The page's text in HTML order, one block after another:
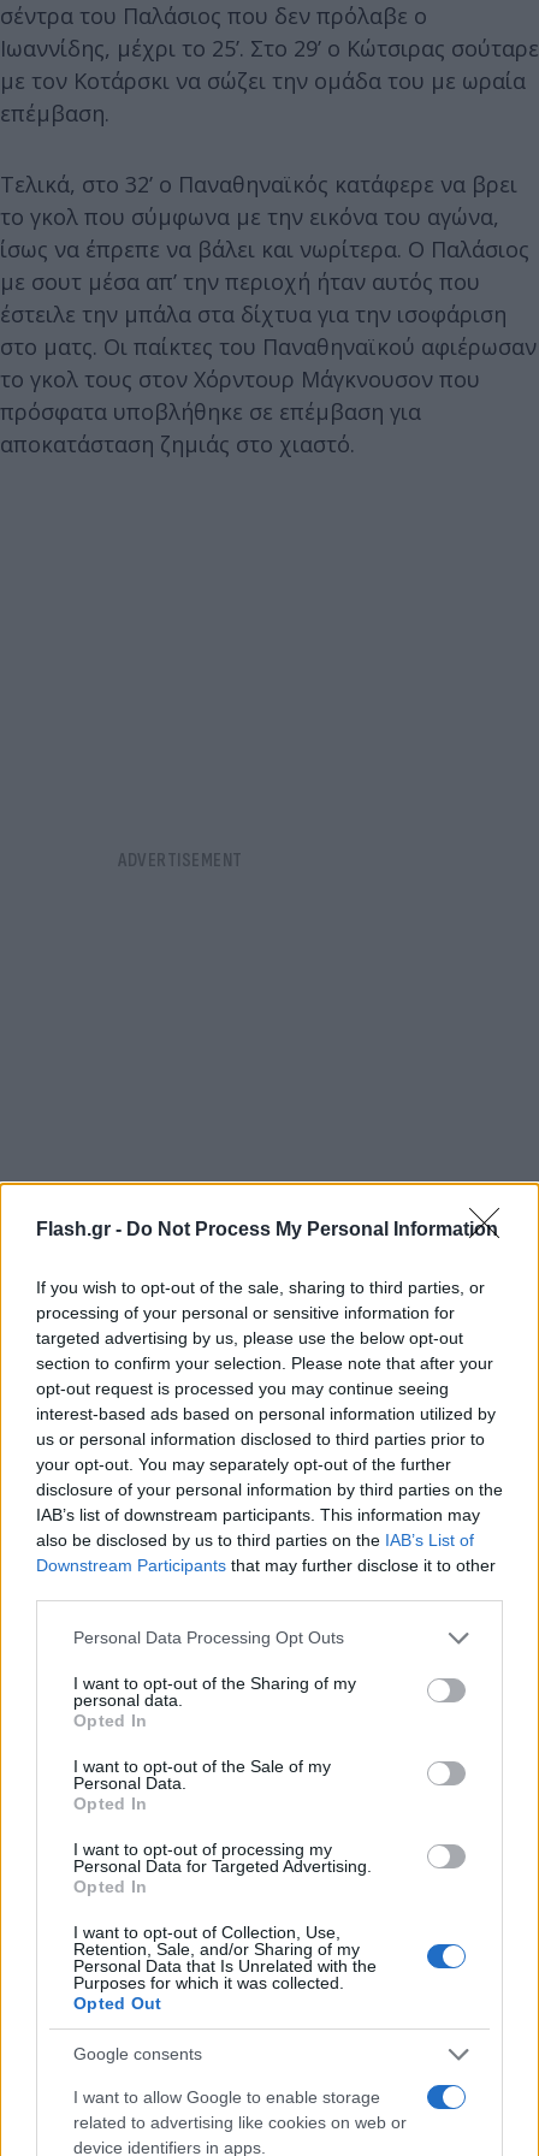
Flash.gr - Do Not Process My Personal Information
If you wish to opt-out of the sale, sharing to third parties, or
processing of your personal or sensitive information for
targeted advertising by us, please use the below opt-out
section to confirm your selection. Please note that after your
opt-out request is processed you may continue seeing
interest-based ads based on personal information utilized by
us or personal information disclosed to third parties prior to
your opt-out. You may separately opt-out of the further
disclosure of your personal information by third parties on the
IAB’s list of downstream participants. This information may
also be disclosed by us to third parties on the IAB’s List of
Downstream Participants that may further disclose it to other
Please note that this website/app uses one or more Google
not limited to your visit or usage behaviour. You may click to
grant or deny consent to Google and its third-party tags to
use your data for below specified purposes in below Google
consent section.
Personal Data Processing Opt Outs
I want to opt-out of the Sharing of my
personal data.
Opted In
I want to opt-out of the Sale of my
Personal Data.
Opted In
I want to opt-out of processing my
Personal Data for Targeted Advertising.
Opted In
I want to opt-out of Collection, Use,
Retention, Sale, and/or Sharing of my
Personal Data that Is Unrelated with the
Purposes for which it was collected.
Opted Out
Google consents
I want to allow Google to enable storage
related to advertising like cookies on web or
device identifiers in apps.
σέντρα του Παλάσιος που δεν πρόλαβε ο
Ιωαννίδης, μέχρι το 25’. Στο 29’ ο Κώτσιρας σούταρε
με τον Κοτάρσκι να σώζει την ομάδα του με ωραία
επέμβαση.
Τελικά, στο 32’ ο Παναθηναϊκός κατάφερε να βρει
το γκολ που σύμφωνα με την εικόνα του αγώνα,
ίσως να έπρεπε να βάλει και νωρίτερα. Ο Παλάσιος
με σουτ μέσα απ’ την περιοχή ήταν αυτός που
έστειλε την μπάλα στα δίχτυα για την ισοφάριση
στο ματς. Οι παίκτες του Παναθηναϊκού αφιέρωσαν
το γκολ τους στον Χόρντουρ Μάγκνουσον που
πρόσφατα υποβλήθηκε σε επέμβαση για
αποκατάσταση ζημιάς στο χιαστό.
Ο Παλάσιος στο 37’ σούταρε ξανά, με τον Κοτάρσκι
να μπλοκάρει. Τρία λεπτά μετά ο Τζούρισιτς
δοκίμασε να απειλήσει, με την μπάλα να κοντράρει
στα σώματα. Στο πρώτο λεπτό του έξτρα χρόνου, ο
Μπερνάρ έγινε ιδιαίτερα απειλητικός αλλά από τα
δεξιά αστόχησε κι έτσι το 1-1 παρέμεινε. Ένα λεπτό
μετά δεν είχε αποτέλεσμα η προσπάθεια του
Ιωαννίδη κι έτσι το πρώτο μέρος ολοκληρώθηκε
ισόπαλο με τον Παναθηναϊκό να κυριαρχεί.
Το δεύτερο μέρος άρχισε με τον ΠΑΟΚ να έχει